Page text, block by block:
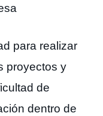
para realizar
proyectos y
de
dentro de